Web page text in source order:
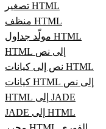
تصغير HTML
منظف HTML
مولّد جداول HTML
HTML إلى نص
نص إلى كيانات HTML
كيانات HTML إلى نص
HTML إلى JADE
JADE إلى HTML